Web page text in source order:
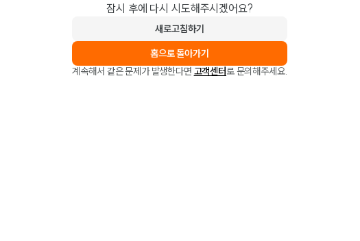
잠시 후에 다시 시도해주시겠어요?
새로고침하기
홈으로 돌아가기
계속해서 같은 문제가 발생한다면 고객센터로 문의해주세요.